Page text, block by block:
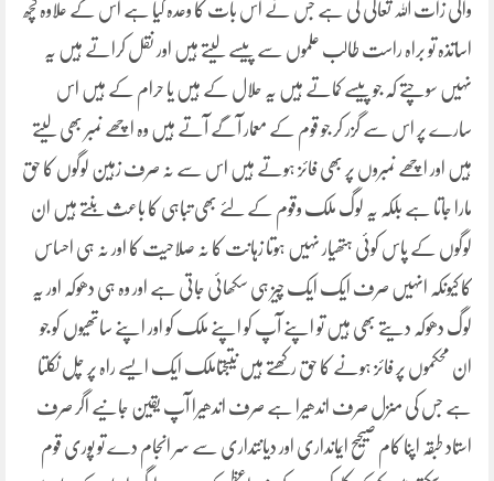
والی زات اللہ تعالی کی ہے جس نے اس بات کا وعدہ کیا ہے اس کے علاوہ کچھ
اساتذہ تو براہ راست طالب علموں سے پیسے لیتے ہیں اور نقل کراتے ہیں یہ
نہیں سوچتے کہ جو پیسے کماتے ہیں یہ حلال کے ہیں یا حرام کے ہیں اس
سارے پر اس سے گزر کر جو قوم کے معمار آگے آتے ہیں وہ اچھے نمبر بھی لیتے
ہیں اور اچھے نمبروں پر بھی فائز ہوتے ہیں اس سے نہ صرف زہین لوگوں کا حق
مارا جاتا ہے بلکہ یہ لوگ ملک وقوم کے لئے بھی تباہی کا باعث بنتے ہیں ان
لوگوں کے پاس کوئی ہتھیار نہیں ہوتا زہانت کا نہ صلاحیت کا اور نہ ہی احساس
کا کیونکہ انہیں صرف ایک ایک چیز ہی سکھائی جاتی ہے اور وہ ہی دھوکہ اور یہ
لوگ دھوکہ دیتے بھی ہیں تو اپنے آپ کو اپنے ملک کو اور اپنے ساتھیوں کو جو
ان محکموں پر فائز ہونے کا حق رکھتے ہیں نتیجتاملک ایک ایسے راہ پر چل نکلتا
ہے جس کی منزل صرف اندھیرا ہے صرف اندھیرا آپ یقین جانیے اگر صرف
استاد طبقہ اپنا کام صیحیح ایمانداری اور دیانتداری سے سر انجام دے تو پوری قوم